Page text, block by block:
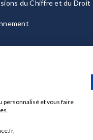
du Chiffre et du Droit
Charte sur les cookies
personnalisé et vous faire